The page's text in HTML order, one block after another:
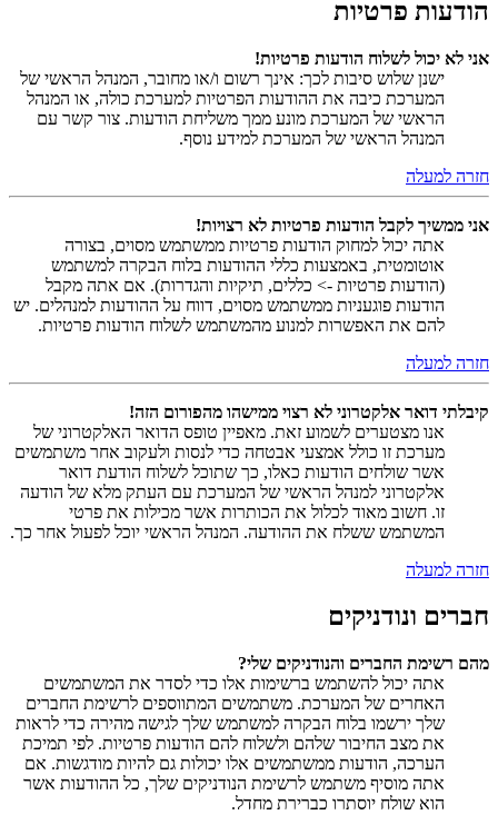
הודעות פרטיות
אני לא יכול לשלוח הודעות פרטיות!
ישנן שלוש סיבות לכך: אינך רשום ו/או מחובר, המנהל הראשי של
המערכת כיבה את ההודעות הפרטיות למערכת כולה, או המנהל
הראשי של המערכת מונע ממך משליחת הודעות. צור קשר עם
המנהל הראשי של המערכת למידע נוסף.
חזרה למעלה
אני ממשיך לקבל הודעות פרטיות לא רצויות!
אתה יכול למחוק הודעות פרטיות ממשתמש מסוים, בצורה
אוטומטית, באמצעות כללי ההודעות בלוח הבקרה למשתמש
(הודעות פרטיות -> כללים, תיקיות והגדרות). אם אתה מקבל
הודעות פוגעניות ממשתמש מסוים, דווח על ההודעות למנהלים. יש
להם את האפשרות למנוע מהמשתמש לשלוח הודעות פרטיות.
חזרה למעלה
קיבלתי דואר אלקטרוני לא רצוי ממישהו מהפורום הזה!
אנו מצטערים לשמוע זאת. מאפיין טופס הדואר האלקטרוני של
מערכת זו כולל אמצעי אבטחה כדי לנסות ולעקוב אחר משתמשים
אשר שולחים הודעות כאלו, כך שתוכל לשלוח הודעת דואר
אלקטרוני למנהל הראשי של המערכת עם העתק מלא של הודעה
זו. חשוב מאוד לכלול את הכותרות אשר מכילות את פרטי
המשתמש ששלח את ההודעה. המנהל הראשי יוכל לפעול אחר כך.
חזרה למעלה
חברים ונודניקים
מהם רשימת החברים והנודניקים שלי?
אתה יכול להשתמש ברשימות אלו כדי לסדר את המשתמשים
האחרים של המערכת. משתמשים המתווספים לרשימת החברים
שלך ירשמו בלוח הבקרה למשתמש שלך לגישה מהירה כדי לראות
את מצב החיבור שלהם ולשלוח להם הודעות פרטיות. לפי תמיכת
הערכה, הודעות ממשתמשים אלו יכולות גם להיות מודגשות. אם
אתה מוסיף משתמש לרשימת הנודניקים שלך, כל ההודעות אשר
הוא שולח יוסתרו כברירת מחדל.